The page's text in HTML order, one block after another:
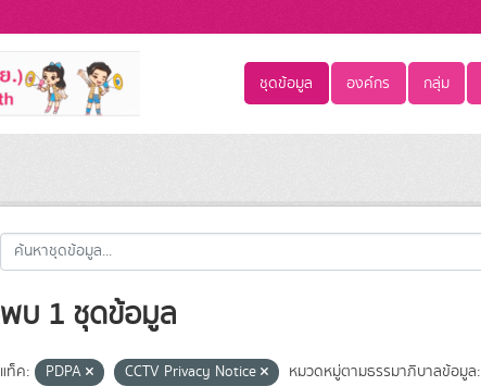
ชุดข้อมูล องค์กร กลุ่ม
พบ 1 ชุดข้อมูล
แท็ค: PDPA CCTV Privacy Notice
หมวดหมู่ตามธรรมาภิบาลข้อมูล: